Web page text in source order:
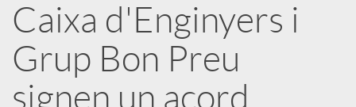
b
l
Caixa d'Enginyers i
Grup Bon Preu
signen un acord